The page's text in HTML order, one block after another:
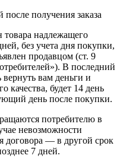
получения заказа
товара надлежащего
без учета дня покупки,
продавцом (ст. 9
В последний
вернуть вам деньги и
качества, будет 14 день
день после покупки.
потребителю в
невозможности
договора — в другой срок
7 дней.